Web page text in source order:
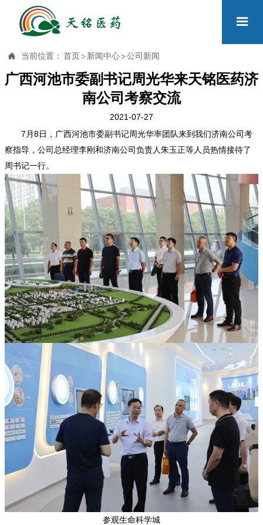

 当前位置： 首页 > 新闻中心 >公司新闻
广西河池市委副书记周光华来天铭医药济
南公司考察交流
2021-07-27
7 月 8 日，广西河池市委副书记周光华率团队来到我们济南公司考
察指导，公司总经理李刚和济南公司负责人朱玉正等人员热情接待了
周书记一行。
参观生命科学城